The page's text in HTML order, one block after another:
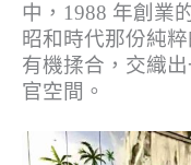
中，1988 年創業
昭和時代那份純
有機揉合，交織
官空間。